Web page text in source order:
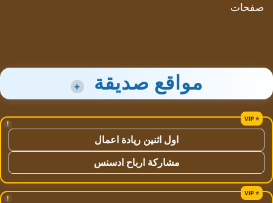
صفحات
مواقع صديقة +
!
اول اثنين ريادة اعمال
مشاركة ارباح ادسنس
!